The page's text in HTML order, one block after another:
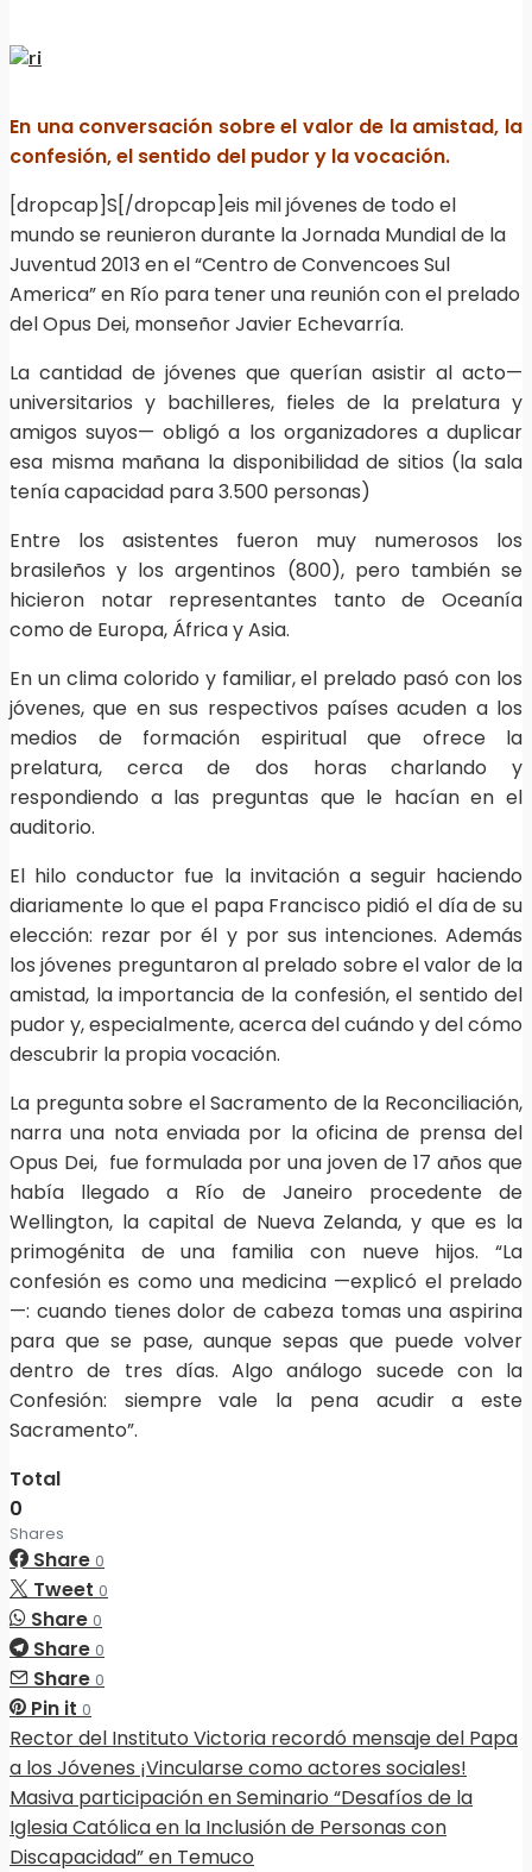
En una conversación sobre el valor de la amistad, la
confesión, el sentido del pudor y la vocación.
[dropcap]S[/dropcap]eis mil jóvenes de todo el
mundo se reunieron durante la Jornada Mundial de la
Juventud 2013 en el “Centro de Convencoes Sul
America” en Río para tener una reunión con el prelado
del Opus Dei, monseñor Javier Echevarría.
La cantidad de jóvenes que querían asistir al acto—
universitarios y bachilleres, fieles de la prelatura y
amigos suyos— obligó a los organizadores a duplicar
esa misma mañana la disponibilidad de sitios (la sala
tenía capacidad para 3.500 personas)
Entre los asistentes fueron muy numerosos los
brasileños y los argentinos (800), pero también se
hicieron notar representantes tanto de Oceanía
como de Europa, África y Asia.
En un clima colorido y familiar, el prelado pasó con los
jóvenes, que en sus respectivos países acuden a los
medios de formación espiritual que ofrece la
prelatura, cerca de dos horas charlando y
respondiendo a las preguntas que le hacían en el
auditorio.
El hilo conductor fue la invitación a seguir haciendo
diariamente lo que el papa Francisco pidió el día de su
elección: rezar por él y por sus intenciones. Además
los jóvenes preguntaron al prelado sobre el valor de la
amistad, la importancia de la confesión, el sentido del
pudor y, especialmente, acerca del cuándo y del cómo
descubrir la propia vocación.
La pregunta sobre el Sacramento de la Reconciliación,
narra una nota enviada por la oficina de prensa del
Opus Dei, fue formulada por una joven de 17 años que
había llegado a Río de Janeiro procedente de
Wellington, la capital de Nueva Zelanda, y que es la
primogénita de una familia con nueve hijos. “La
confesión es como una medicina —explicó el prelado
—: cuando tienes dolor de cabeza tomas una aspirina
para que se pase, aunque sepas que puede volver
dentro de tres días. Algo análogo sucede con la
Confesión: siempre vale la pena acudir a este
Sacramento”.
Total
0
Shares
Share 0
Tweet 0
Share 0
Share 0
Share 0
Pin it 0
Rector del Instituto Victoria recordó mensaje del Papa
a los Jóvenes ¡Vincularse como actores sociales!
Masiva participación en Seminario “Desafíos de la
Iglesia Católica en la Inclusión de Personas con
Discapacidad” en Temuco